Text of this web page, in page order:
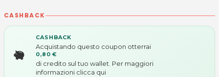
CASHBACK
CASHBACK
Acquistando questo coupon otterrai
0,80 €
di credito sul tuo wallet. Per maggiori
informazioni clicca qui